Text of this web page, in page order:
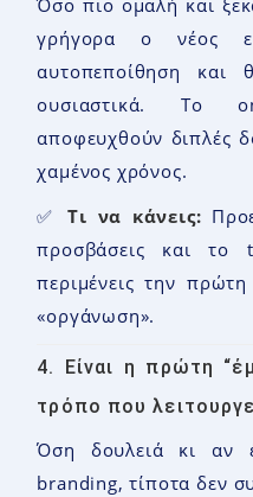
Όσο πιο ομαλή και
γρήγορα ο νέος
αυτοπεποίθηση και
ουσιαστικά. Το
αποφευχθούν διπλές
χαμένος χρόνος.
✅Τι να κάνεις:
προσβάσεις και
περιμένεις την
«οργάνωση».
4. Είναι η πρώτη
τρόπο που
Όση δουλειά κι αν
branding, τίποτα δεν